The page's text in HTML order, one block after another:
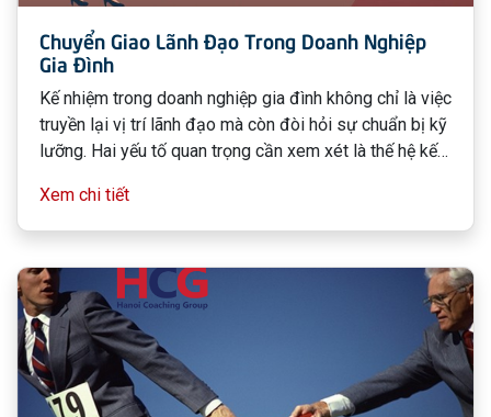
Chuyển Giao Lãnh Đạo Trong Doanh Nghiệp
Gia Đình
Kế nhiệm trong doanh nghiệp gia đình không chỉ là việc
truyền lại vị trí lãnh đạo mà còn đòi hỏi sự chuẩn bị kỹ
lưỡng. Hai yếu tố quan trọng cần xem xét là thế hệ kế
hay không.
Xem chi tiết